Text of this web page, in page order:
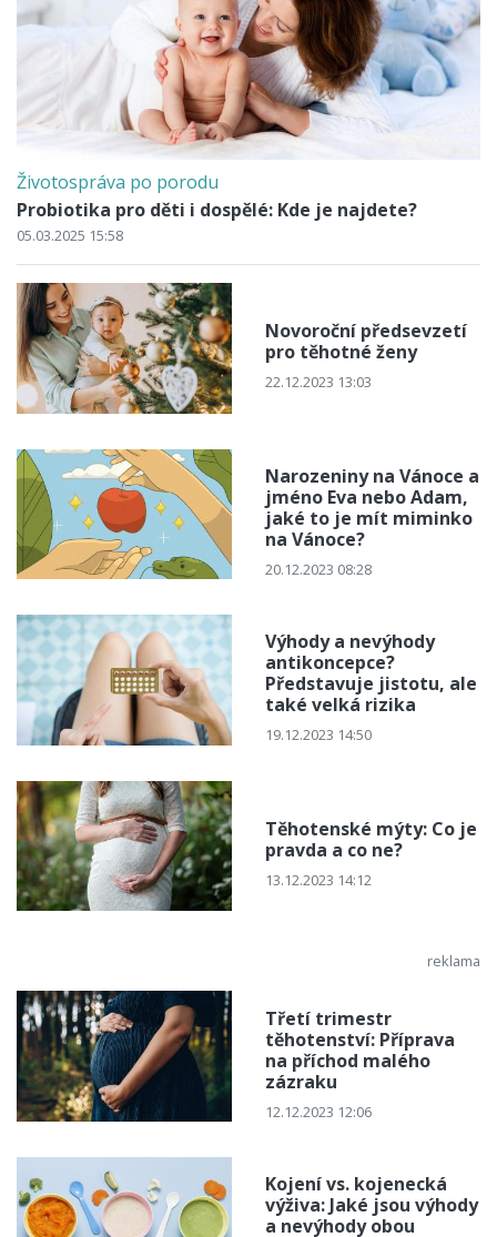
Životospráva po porodu
Probiotika pro děti i dospělé: Kde je najdete?
05.03.2025 15:58
Novoroční předsevzetí
pro těhotné ženy
22.12.2023 13:03
Narozeniny na Vánoce a
jméno Eva nebo Adam,
jaké to je mít miminko
na Vánoce?
20.12.2023 08:28
Výhody a nevýhody
antikoncepce?
Představuje jistotu, ale
také velká rizika
19.12.2023 14:50
Těhotenské mýty: Co je
pravda a co ne?
13.12.2023 14:12
Třetí trimestr
těhotenství: Příprava
na příchod malého
zázraku
12.12.2023 12:06
Kojení vs. kojenecká
výživa: Jaké jsou výhody
a nevýhody obou